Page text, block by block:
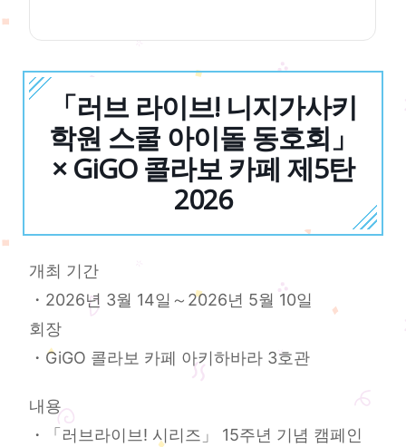
「러브 라이브! 니지가사키
학원 스쿨 아이돌 동호회」
× GiGO 콜라보 카페 제5탄
2026
개최 기간
・2026년 3월 14일～2026년 5월 10일
회장
・GiGO 콜라보 카페 아키하바라 3호관
내용
・「러브라이브! 시리즈」 15주년 기념 캠페인